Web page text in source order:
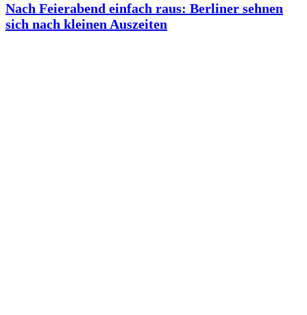
Nach Feierabend einfach raus: Berliner sehnen
sich nach kleinen Auszeiten